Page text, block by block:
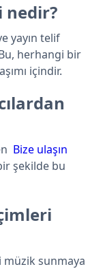
nedir?
yayın telif
herhangi bir
içindir.
Bize ulaşın
şekilde bu
müzik sunmaya